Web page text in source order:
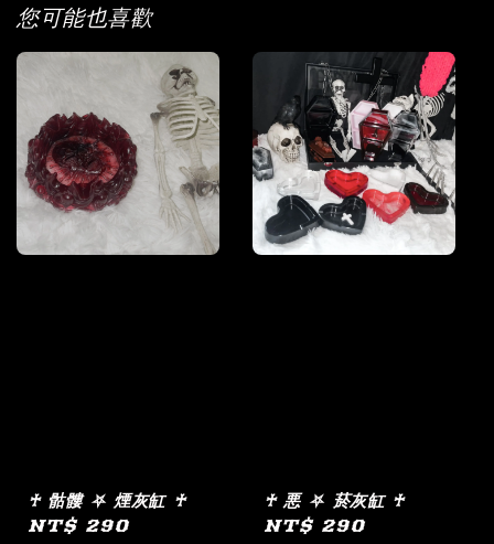
您可能也喜歡
♰ 骷髏 ⛧ 煙灰缸 ♰
Regular
NT$ 290
♰ 悪 ⛧ 菸灰缸 ♰
Regular
NT$ 290